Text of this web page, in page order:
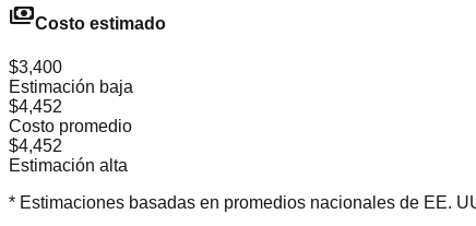
paymentsCosto estimado
$3,400
Estimación baja
$4,452
Costo promedio
$4,452
Estimación alta
* Estimaciones basadas en promedios nacionales de EE.